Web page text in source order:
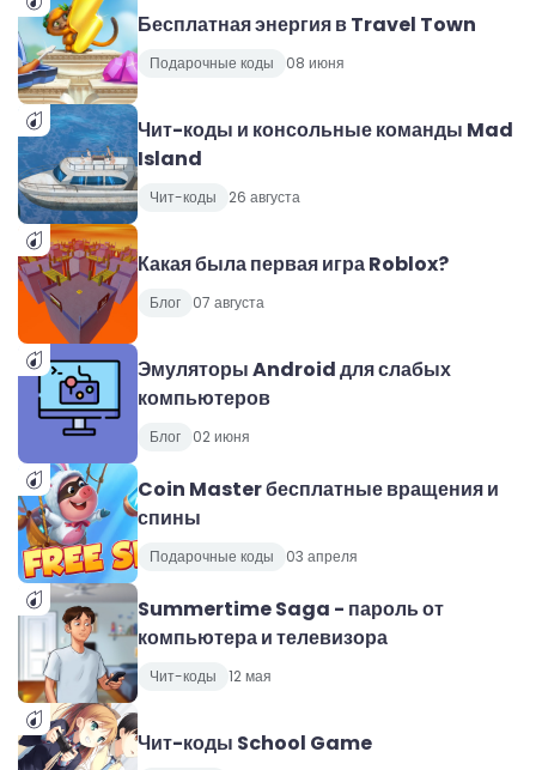
Бесплатная энергия в Travel Town
Подарочные коды 08 июня
Чит-коды и консольные команды Mad
Island
Чит-коды 26 августа
Какая была первая игра Roblox?
Блог 07 августа
Эмуляторы Android для слабых
компьютеров
Блог 02 июня
Coin Master бесплатные вращения и
спины
Подарочные коды 03 апреля
Summertime Saga - пароль от
компьютера и телевизора
Чит-коды 12 мая
Чит-коды School Game